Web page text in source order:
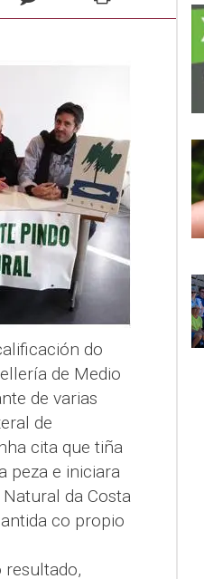
do
de Medio
de varias
de
cita que tiña
peza e iniciara
da Costa
co propio
resultado,